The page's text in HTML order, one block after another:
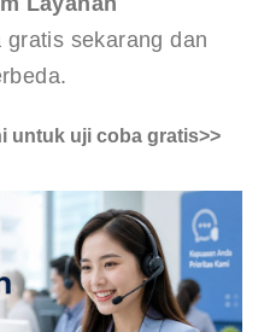
gratis sekarang dan
untuk uji coba gratis>>